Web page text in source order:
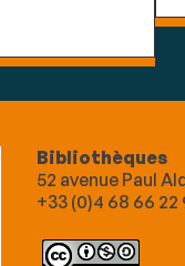
Bibliothèques
52 avenue Paul
+33 (0)4 68 66 22